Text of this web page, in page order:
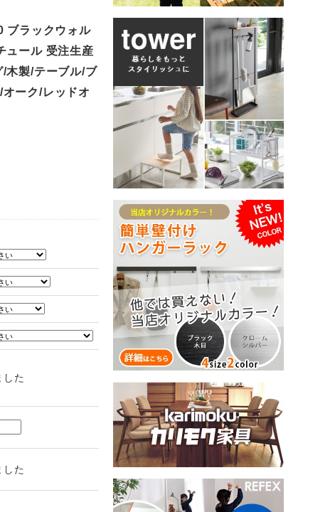
ブラックウォル
ュール 受注生産
木製/テーブル/ブ
ーク/レッドオ
した
した